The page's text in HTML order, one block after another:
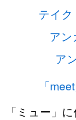
テイ
ア
ア
「
「ミュー」